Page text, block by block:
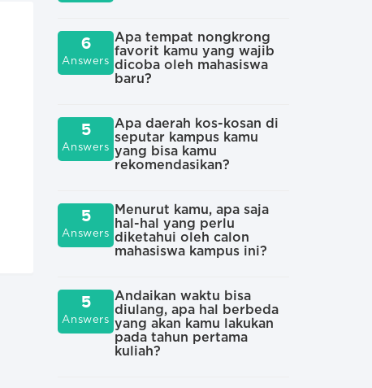
6
Answers
Apa tempat nongkrong
favorit kamu yang wajib
dicoba oleh mahasiswa
baru?
5
Answers
Apa daerah kos-kosan di
seputar kampus kamu
yang bisa kamu
rekomendasikan?
5
Answers
Menurut kamu, apa saja
hal-hal yang perlu
diketahui oleh calon
mahasiswa kampus ini?
5
Answers
Andaikan waktu bisa
diulang, apa hal berbeda
yang akan kamu lakukan
pada tahun pertama
kuliah?